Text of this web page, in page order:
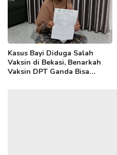
Kasus Bayi Diduga Salah
Vaksin di Bekasi, Benarkah
Vaksin DPT Ganda Bisa